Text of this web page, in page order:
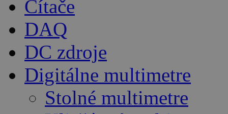
Čítače
DAQ
DC zdroje
Digitálne multimetre
Stolné multimetre